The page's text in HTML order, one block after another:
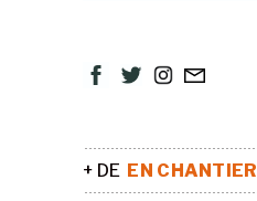
+ DE EN CHANTIER